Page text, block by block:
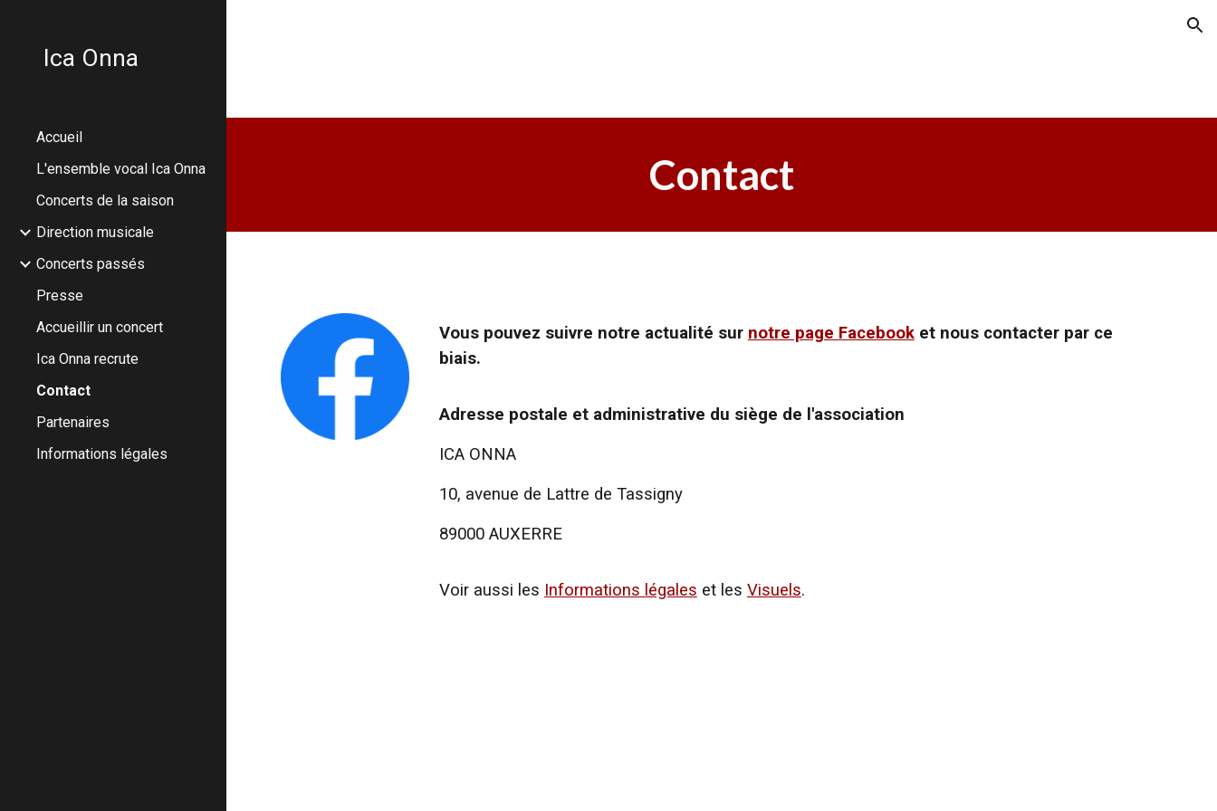
Ica Onna
Accueil
L'ensemble vocal Ica Onna
Concerts de la saison
Direction musicale
Concerts passés
Presse
Accueillir un concert
Ica Onna recrute
Contact
Partenaires
Informations légales
Contact
Vous pouvez suivre notre actualité sur notre page Facebooket nous contacter par ce
biais.
Adresse postale et administrative du siège de l'association
ICA ONNA
10, avenue de Lattre de Tassigny
89000 AUXERRE
Voir aussi les Informations légales et les Visuels.